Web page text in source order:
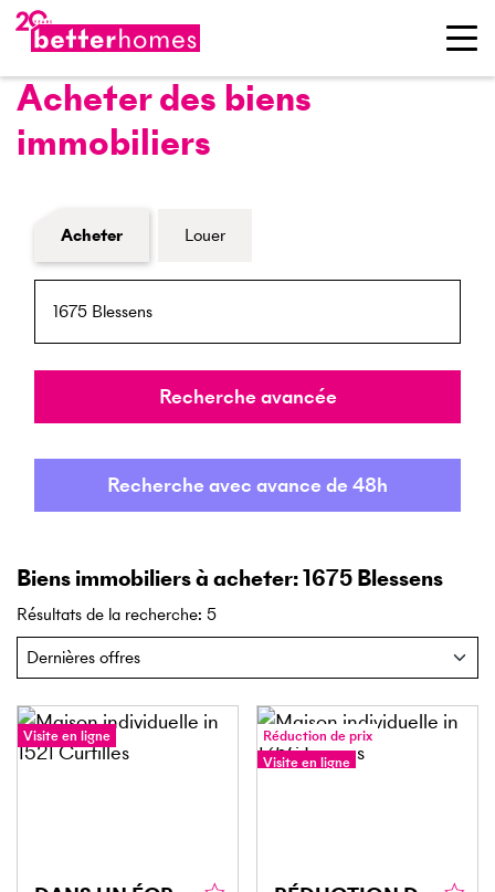
Acheter des biens
immobiliers
Formulaire de recherche de biens
Acheter Louer
NPA / Lieu
Rayon
Recherche avancée
Recherche avec avance de 48h
Biens immobiliers à acheter: 1675 Blessens
Résultats de la recherche: 5
Visite en ligne
Réduction de prix
Visite en ligne